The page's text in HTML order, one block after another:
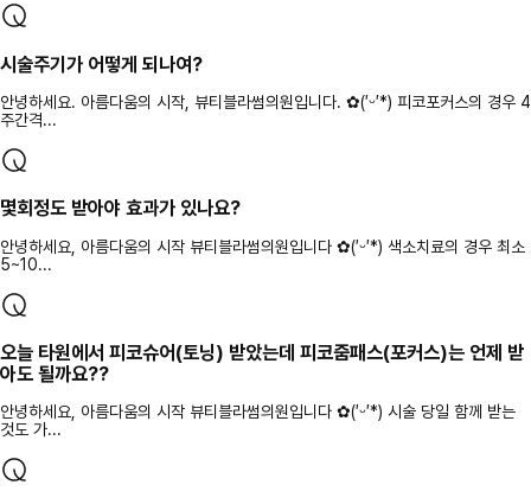
시술주기가 어떻게 되나여?
안녕하세요. 아름다움의 시작, 뷰티블라썸의원입니다. ✿(′ᵕ′*) 피코포커스의 경우 4
주간격...
몇회정도 받아야 효과가 있나요?
안녕하세요, 아름다움의 시작 뷰티블라썸의원입니다 ✿(′ᵕ′*) 색소치료의 경우 최소
5~10...
오늘 타원에서 피코슈어(토닝) 받았는데 피코줌패스(포커스)는 언제 받
아도 될까요??
안녕하세요, 아름다움의 시작 뷰티블라썸의원입니다 ✿(′ᵕ′*) 시술 당일 함께 받는
것도 가...